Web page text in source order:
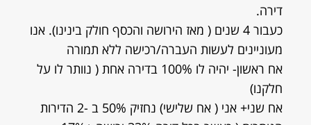
דירה.
כעבור 4 שנים ( מאז הירושה והכסף חולק בינינו). אנו
מעוניינים לעשות העברה/רכישה ללא תמורה
אח ראשון- יהיה לו 100% בדירה אחת ( נוותר לו על
חלקנו)
אח שני+ אני ( אח שלישי) נחזיק 50% ב -2 הדירות